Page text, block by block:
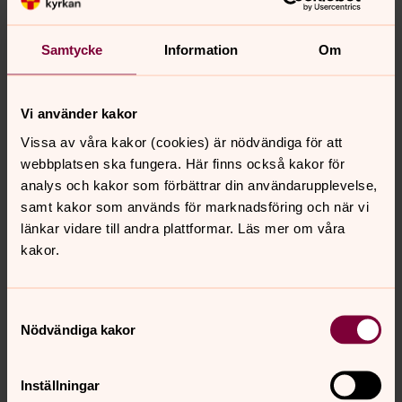
Samtycke Information Om
Vi använder kakor
Vissa av våra kakor (cookies) är nödvändiga för att
webbplatsen ska fungera. Här finns också kakor för
analys och kakor som förbättrar din användarupplevelse,
samt kakor som används för marknadsföring och när vi
länkar vidare till andra plattformar. Läs mer om våra
kakor.
Nödvändiga kakor
Inställningar